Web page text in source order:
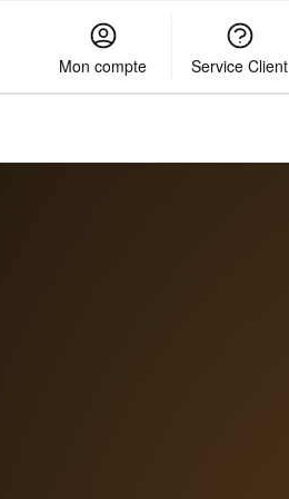
Mon compte Service Client